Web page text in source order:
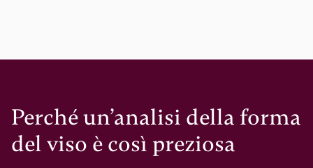
Perché un’analisi della forma
del viso è così preziosa